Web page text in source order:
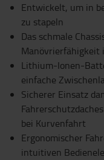
Entwickelt, um in
zu stapeln
Das schmale
Manövrierfähigkeit
Lithium-Ionen-
einfache
Sicherer Einsatz
bei Kurvenfahrt
Ergonomischer
intuitiven